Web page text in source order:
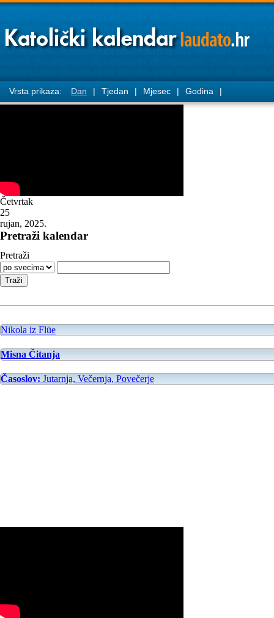
Vrsta prikaza: Dan | Tjedan | Mjesec | Godina |
Četvrtak
25
rujan, 2025.
Pretraži kalendar
Pretraži
Nikola iz Flüe
Misna Čitanja
Časoslov: Jutarnja, Večernja, Povečerje